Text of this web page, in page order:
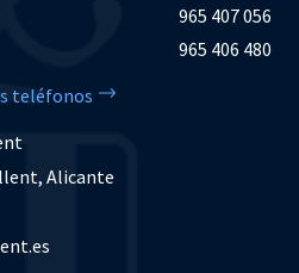
965 407 056
965 406 480
teléfonos
Alicante